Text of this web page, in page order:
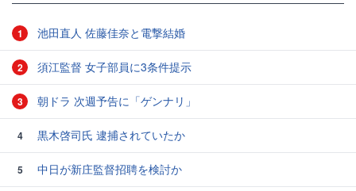
1 池田直人 佐藤佳奈と電撃結婚
2 須江監督 女子部員に3条件提示
3 朝ドラ 次週予告に「ゲンナリ」
4 黒木啓司氏 逮捕されていたか
5
中日が新庄監督招聘を検討か